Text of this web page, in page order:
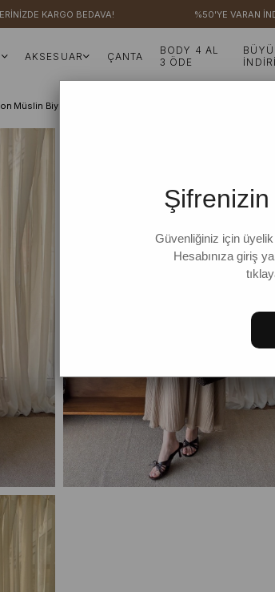
KARGO BEDAVA! %50'YE VARAN
AKSESUAR ÇANTA
BODY 4 AL
3 ÖDE
Müslin Biyeli Bluz & Balon Etek Takım
Güvenliğiniz için üyelik
Hesabınıza giriş